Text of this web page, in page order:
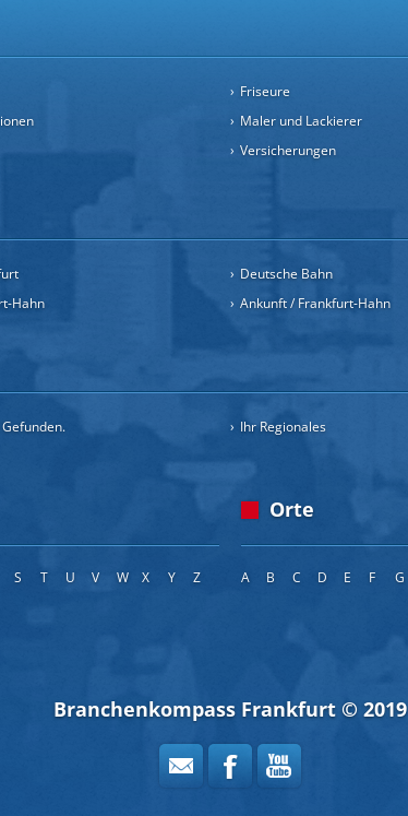
Friseure
Maler und Lackierer
Versicherungen
Deutsche Bahn
Hahn Ankunft / Frankfurt-Hahn
Ihr Regionales
S T U V W X Y Z
Orte
A B C D E F G
Branchenkompass Frankfurt © 2019